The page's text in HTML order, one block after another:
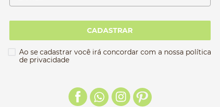
CADASTRAR
Ao se cadastrar você irá concordar com a nossa política
de privacidade